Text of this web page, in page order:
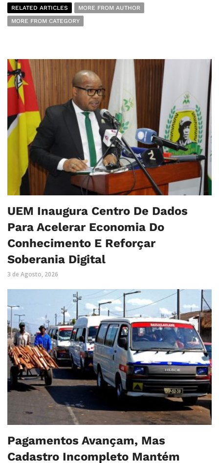
RELATED ARTICLES
MORE FROM AUTHOR
MORE FROM CATEGORY
UEM Inaugura Centro De Dados
Para Acelerar Economia Do
Conhecimento E Reforçar
Soberania Digital
3 de Agosto, 2026
Pagamentos Avançam, Mas
Cadastro Incompleto Mantém